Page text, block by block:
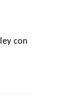
ley con